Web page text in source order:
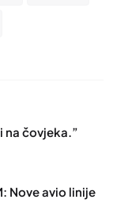
na čovjeka.”
Nove avio linije